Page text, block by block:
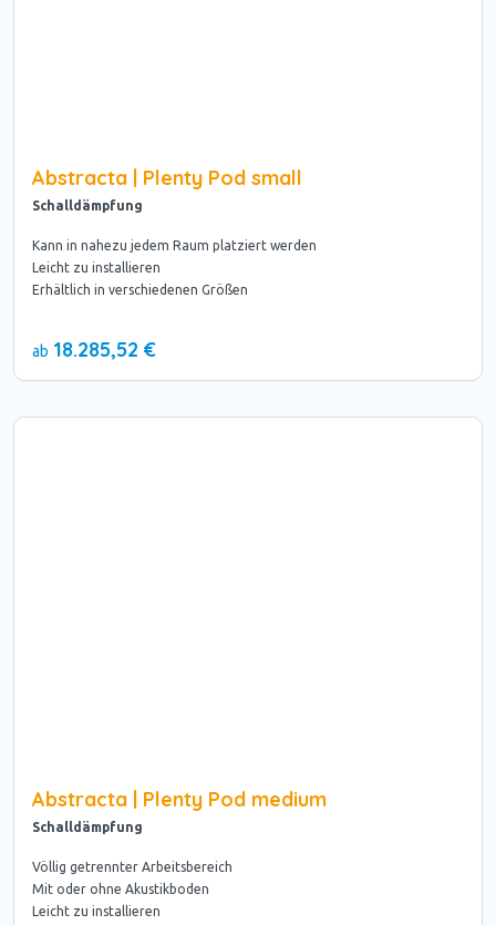
Abstracta | Plenty Pod small
Schalldämpfung
Kann in nahezu jedem Raum platziert werden
Leicht zu installieren
Erhältlich in verschiedenen Größen
ab 18.285,52 €
Abstracta | Plenty Pod medium
Schalldämpfung
Völlig getrennter Arbeitsbereich
Mit oder ohne Akustikboden
Leicht zu installieren